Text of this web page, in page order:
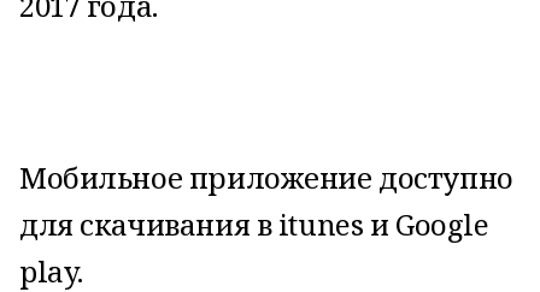
Мобильное приложение доступно
для скачивания в itunes и Google
play.